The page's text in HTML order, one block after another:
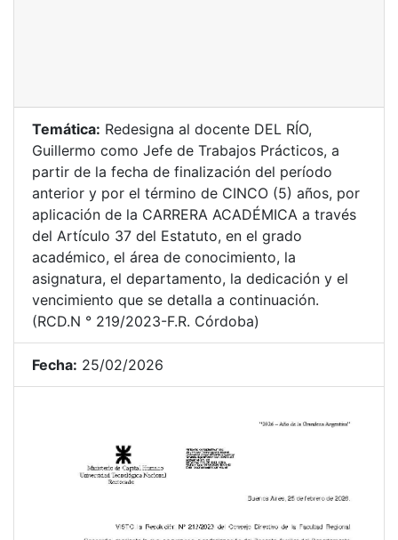
Temática: Redesigna al docente DEL RÍO,
Guillermo como Jefe de Trabajos Prácticos, a
partir de la fecha de finalización del período
anterior y por el término de CINCO (5) años, por
aplicación de la CARRERA ACADÉMICA a través
del Artículo 37 del Estatuto, en el grado
académico, el área de conocimiento, la
asignatura, el departamento, la dedicación y el
vencimiento que se detalla a continuación.
(RCD.N ° 219/2023-F.R. Córdoba)
Fecha: 25/02/2026